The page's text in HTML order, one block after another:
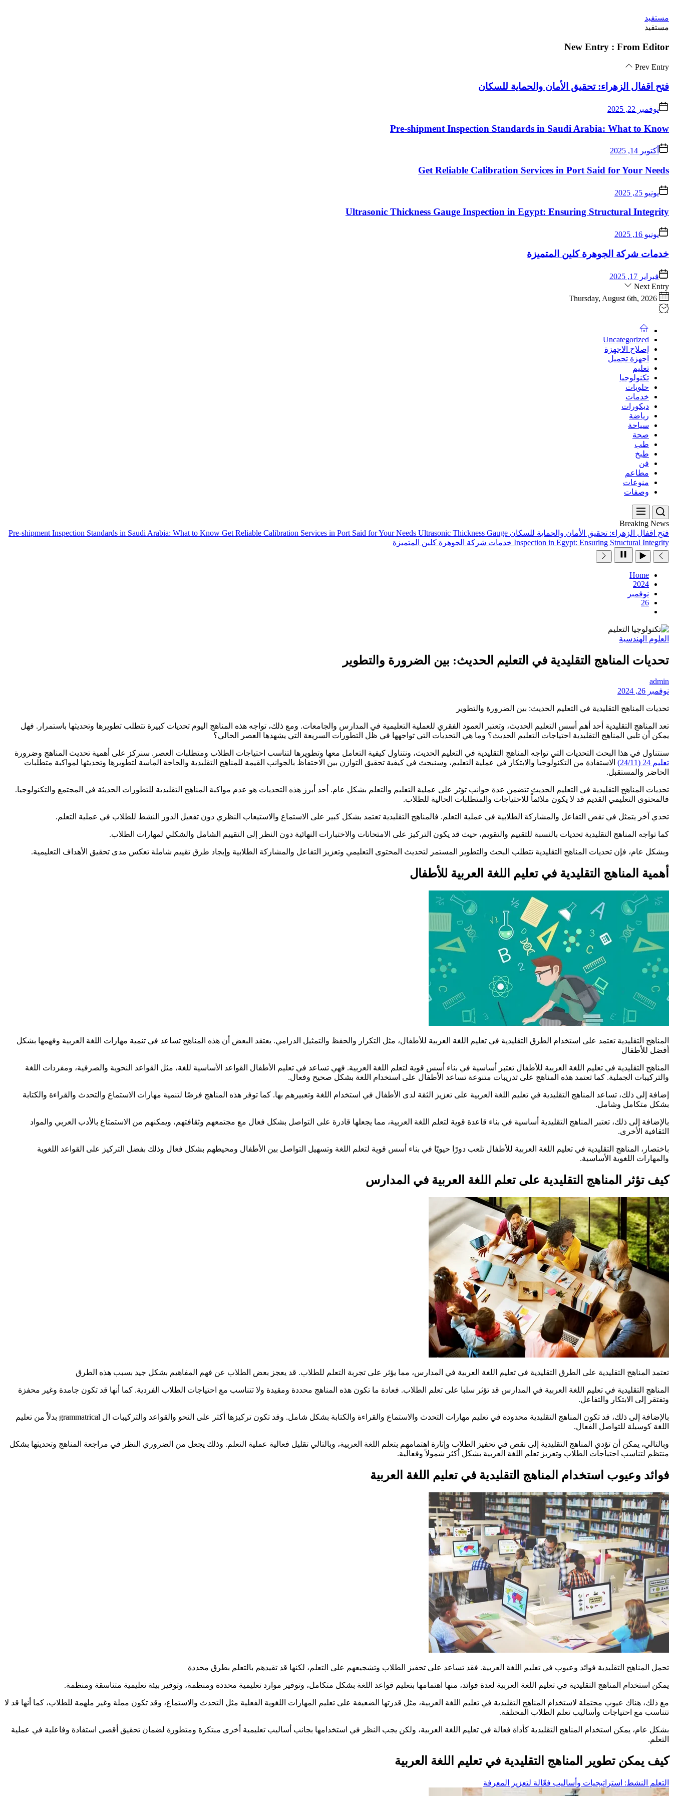
Skip
to
content
مستفيد
مستفيد
New Entry : From Editor
Prev Entry
فتح اقفال الزهراء: تحقيق الأمان والحماية للسكان
نوفمبر 22, 2025
Pre-shipment Inspection Standards in Saudi Arabia: What to Know
أكتوبر 14, 2025
Get Reliable Calibration Services in Port Said for Your Needs
يونيو 25, 2025
Ultrasonic Thickness Gauge Inspection in Egypt: Ensuring Structural Integrity
يونيو 16, 2025
خدمات شركة الجوهرة كلين المتميزة
فبراير 17, 2025
Next Entry
Thursday, August 6th, 2026
Uncategorized
إصلاح الاجهزة
اجهزة تجميل
تعليم
تكنولوجيا
حلويات
خدمات
ديكورات
رياضة
سياحة
صحة
طب
طبخ
فن
مطاعم
منوعات
وصفات
Breaking News
فتح اقفال الزهراء: تحقيق الأمان والحماية للسكان
Pre-shipment Inspection Standards in Saudi Arabia: What to Know Get Reliable Calibration Services in Port Said for Your Needs Ultrasonic Thickness Gauge
Inspection in Egypt: Ensuring Structural Integrity خدمات شركة الجوهرة كلين المتميزة
Home
2024
نوفمبر
26
العلوم الهندسية
تحديات المناهج التقليدية في التعليم الحديث: بين الضرورة والتطوير
admin
نوفمبر 26, 2024
تحديات المناهج التقليدية في التعليم الحديث: بين الضرورة والتطوير
تعد المناهج التقليدية أحد أهم أسس التعليم الحديث، وتعتبر العمود الفقري للعملية التعليمية في المدارس والجامعات. ومع ذلك، تواجه هذه المناهج اليوم تحديات كبيرة تتطلب تطويرها وتحديثها باستمرار. فهل
يمكن أن تلبي المناهج التقليدية احتياجات التعليم الحديث؟ وما هي التحديات التي تواجهها في ظل التطورات السريعة التي يشهدها العصر الحالي؟
سنتناول في هذا البحث التحديات التي تواجه المناهج التقليدية في التعليم الحديث، ونتناول كيفية التعامل معها وتطويرها لتناسب احتياجات الطلاب ومتطلبات العصر. سنركز على أهمية تحديث المناهج وضرورة
تعليم 24 (24/11)
الاستفادة من التكنولوجيا والابتكار في عملية التعليم، وسنبحث في كيفية تحقيق التوازن بين الاحتفاظ بالجوانب القيمة للمناهج التقليدية والحاجة الماسة لتطويرها وتحديثها لمواكبة متطلبات
الحاضر والمستقبل.
تحديات المناهج التقليدية في التعليم الحديث تتضمن عدة جوانب تؤثر على عملية التعليم والتعلم بشكل عام. أحد أبرز هذه التحديات هو عدم مواكبة المناهج التقليدية للتطورات الحديثة في المجتمع والتكنولوجيا.
فالمحتوى التعليمي القديم قد لا يكون ملائماً للاحتياجات والمتطلبات الحالية للطلاب.
تحدي آخر يتمثل في نقص التفاعل والمشاركة الطلابية في عملية التعلم. فالمناهج التقليدية تعتمد بشكل كبير على الاستماع والاستيعاب النظري دون تفعيل الدور النشط للطلاب في عملية التعلم.
كما تواجه المناهج التقليدية تحديات بالنسبة للتقييم والتقويم، حيث قد يكون التركيز على الامتحانات والاختبارات النهائية دون النظر إلى التقييم الشامل والشكلي لمهارات الطلاب.
وبشكل عام، فإن تحديات المناهج التقليدية تتطلب البحث والتطوير المستمر لتحديث المحتوى التعليمي وتعزيز التفاعل والمشاركة الطلابية وإيجاد طرق تقييم شاملة تعكس مدى تحقيق الأهداف التعليمية.
أهمية المناهج التقليدية في تعليم اللغة العربية للأطفال
المناهج التقليدية تعتمد على استخدام الطرق التقليدية في تعليم اللغة العربية للأطفال، مثل التكرار والحفظ والتمثيل الدرامي. يعتقد البعض أن هذه المناهج تساعد في تنمية مهارات اللغة العربية وفهمها بشكل
أفضل للأطفال
المناهج التقليدية في تعليم اللغة العربية للأطفال تعتبر أساسية في بناء أسس قوية لتعلم اللغة العربية. فهي تساعد في تعليم الأطفال القواعد الأساسية للغة، مثل القواعد النحوية والصرفية، ومفردات اللغة
والتركيبات الجملية. كما تعتمد هذه المناهج على تدريبات متنوعة تساعد الأطفال على استخدام اللغة بشكل صحيح وفعال.
إضافة إلى ذلك، تساعد المناهج التقليدية في تعليم اللغة العربية على تعزيز الثقة لدى الأطفال في استخدام اللغة وتعبيرهم بها. كما توفر هذه المناهج فرصًا لتنمية مهارات الاستماع والتحدث والقراءة والكتابة
بشكل متكامل وشامل.
بالإضافة إلى ذلك، تعتبر المناهج التقليدية أساسية في بناء قاعدة قوية لتعلم اللغة العربية، مما يجعلها قادرة على التواصل بشكل فعال مع مجتمعهم وثقافتهم، ويمكنهم من الاستمتاع بالأدب العربي والمواد
الثقافية الأخرى.
باختصار، المناهج التقليدية في تعليم اللغة العربية للأطفال تلعب دورًا حيويًا في بناء أسس قوية لتعلم اللغة وتسهيل التواصل بين الأطفال ومحيطهم بشكل فعال وذلك بفضل التركيز على القواعد اللغوية
والمهارات اللغوية الأساسية.
كيف تؤثر المناهج التقليدية على تعلم اللغة العربية في المدارس
تعتمد المناهج التقليدية على الطرق التقليدية في تعليم اللغة العربية في المدارس، مما يؤثر على تجربة التعلم للطلاب. قد يعجز بعض الطلاب عن فهم المفاهيم بشكل جيد بسبب هذه الطرق
المناهج التقليدية في تعليم اللغة العربية في المدارس قد تؤثر سلبا على تعلم الطلاب. فعادة ما تكون هذه المناهج محددة ومقيدة ولا تتناسب مع احتياجات الطلاب الفردية. كما أنها قد تكون جامدة وغير محفزة
وتفتقر إلى الابتكار والتفاعل.
بالإضافة إلى ذلك، قد تكون المناهج التقليدية محدودة في تعليم مهارات التحدث والاستماع والقراءة والكتابة بشكل شامل. وقد تكون تركيزها أكثر على النحو والقواعد والتركيبات ال grammatrical بدلاً من تعليم
اللغة كوسيلة للتواصل الفعال.
وبالتالي، يمكن أن تؤدي المناهج التقليدية إلى نقص في تحفيز الطلاب وإثارة اهتمامهم بتعلم اللغة العربية، وبالتالي تقليل فعالية عملية التعلم. وذلك يجعل من الضروري النظر في مراجعة المناهج وتحديثها بشكل
منتظم لتناسب احتياجات الطلاب وتعزيز تعلم اللغة العربية بشكل أكثر شمولاً وفعالية.
فوائد وعيوب استخدام المناهج التقليدية في تعليم اللغة العربية
تحمل المناهج التقليدية فوائد وعيوب في تعليم اللغة العربية. فقد تساعد على تحفيز الطلاب وتشجيعهم على التعلم، لكنها قد تقيدهم بالتعلم بطرق محددة
يمكن استخدام المناهج التقليدية في تعليم اللغة العربية لعدة فوائد، منها اهتمامها بتعليم قواعد اللغة بشكل متكامل، وتوفير موارد تعليمية محددة ومنظمة، وتوفير بيئة تعليمية متناسقة ومنظمة.
مع ذلك، هناك عيوب محتملة لاستخدام المناهج التقليدية في تعليم اللغة العربية، مثل قدرتها الضعيفة على تعليم المهارات اللغوية الفعلية مثل التحدث والاستماع، وقد تكون مملة وغير ملهمة للطلاب، كما أنها قد لا
تتناسب مع احتياجات وأساليب تعلم الطلاب المختلفة.
بشكل عام، يمكن استخدام المناهج التقليدية كأداة فعالة في تعليم اللغة العربية، ولكن يجب النظر في استخدامها بجانب أساليب تعليمية أخرى مبتكرة ومتطورة لضمان تحقيق أقصى استفادة وفاعلية في عملية
التعلم.
كيف يمكن تطوير المناهج التقليدية في تعليم اللغة العربية
التعلم النشط: استراتيجيات وأساليب فعّالة لتعزيز المعرفة